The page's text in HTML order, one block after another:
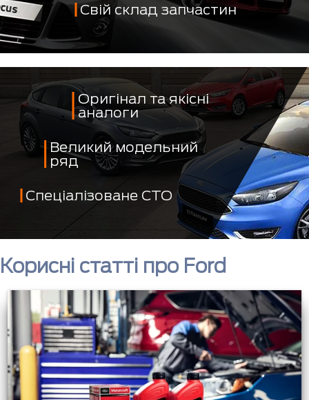
Свій склад запчастин
Оригінал та якісні
аналоги
Великий модельний
ряд
Спеціалізоване СТО
Корисні статті про Ford